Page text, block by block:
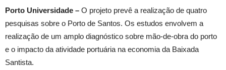
Porto Universidade – O projeto prevê a realização de quatro
pesquisas sobre o Porto de Santos. Os estudos envolvem a
realização de um amplo diagnóstico sobre mão-de-obra do porto
e o impacto da atividade portuária na economia da Baixada
Santista.